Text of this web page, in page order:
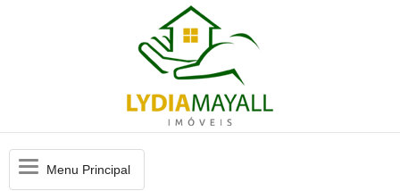
MenuMenu Principal